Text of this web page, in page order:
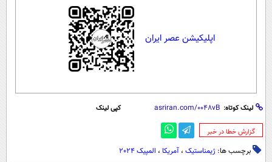
اپلیکیشن عصر ایران
لینک کوتاه: کپی لینک
‌گزارش خطا در خبر
برچسب ها: ژیمناستیک ، آمریکا ، المپیک 2024